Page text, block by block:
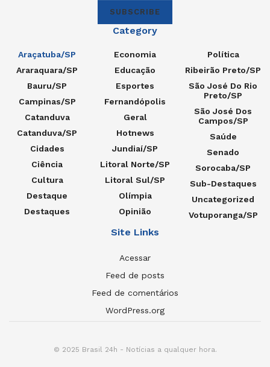
SUBSCRIBE
Category
Araçatuba/SP
Araraquara/SP
Bauru/SP
Campinas/SP
Catanduva
Catanduva/SP
Cidades
Ciência
Cultura
Destaque
Destaques
Economia
Educação
Esportes
Fernandópolis
Geral
Hotnews
Jundiaí/SP
Litoral Norte/SP
Litoral Sul/SP
Olímpia
Opinião
Política
Ribeirão Preto/SP
São José Do Rio
Preto/SP
São José Dos
Campos/SP
Saúde
Senado
Sorocaba/SP
Sub-Destaques
Uncategorized
Votuporanga/SP
Site Links
Acessar
Feed de posts
Feed de comentários
WordPress.org
© 2025 Brasil 24h - Notícias a qualquer hora.